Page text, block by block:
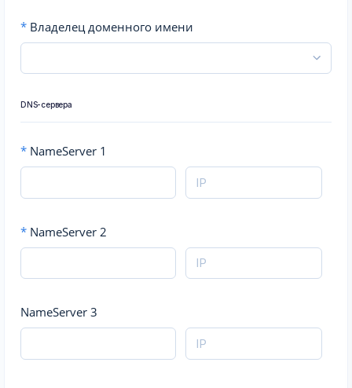
* Владелец доменного имени
DNS-сервера
* NameServer 1
* NameServer 2
NameServer 3